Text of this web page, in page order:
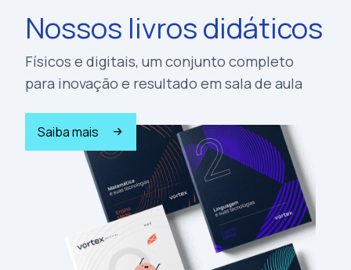
Nossos livros didáticos
Físicos e digitais, um conjunto completo
para inovação e resultado em sala de aula
Saiba mais